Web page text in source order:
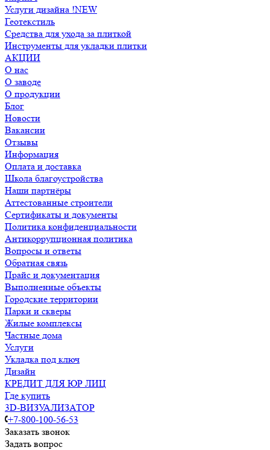
Услуги дизайна !NEW
Геотекстиль
Средства для ухода за плиткой
Инструменты для укладки плитки
АКЦИИ
О нас
О заводе
О продукции
Блог
Новости
Вакансии
Отзывы
Информация
Оплата и доставка
Школа благоустройства
Наши партнёры
Аттестованные строители
Сертификаты и документы
Политика конфиденциальности
Антикоррупционная политика
Вопросы и ответы
Обратная связь
Прайс и документация
Выполненные объекты
Городские территории
Парки и скверы
Жилые комплексы
Частные дома
Услуги
Укладка под ключ
Дизайн
КРЕДИТ ДЛЯ ЮР ЛИЦ
Где купить
3D-ВИЗУАЛИЗАТОР
+7-800-100-56-53
Заказать звонок
Задать вопрос